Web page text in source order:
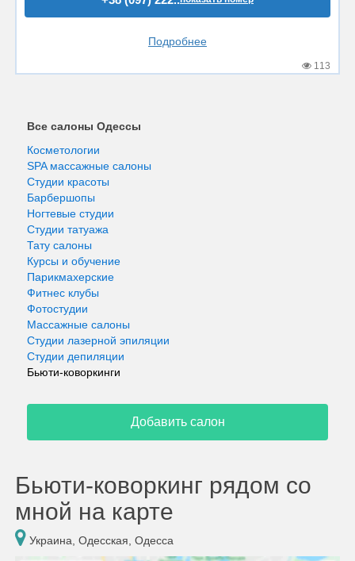
Подробнее
113
Все салоны Одессы
Косметологии
SPA массажные салоны
Студии красоты
Барбершопы
Ногтевые студии
Студии татуажа
Тату салоны
Курсы и обучение
Парикмахерские
Фитнес клубы
Фотостудии
Массажные салоны
Студии лазерной эпиляции
Студии депиляции
Бьюти-коворкинги
Добавить салон
Бьюти-коворкинг рядом со
мной на карте
Украина, Одесская, Одесса